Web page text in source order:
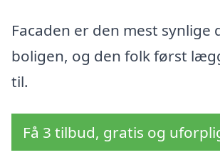
Facaden er den mest synlige
boligen, og den folk først
til.
Få 3 tilbud, gratis og